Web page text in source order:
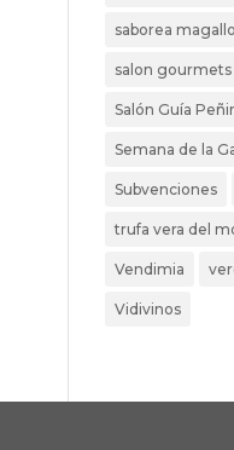
saborea
salon gourmets
Salón Guía
Semana de la
Subvenciones
trufa vera del
Vendimia
Vidivinos